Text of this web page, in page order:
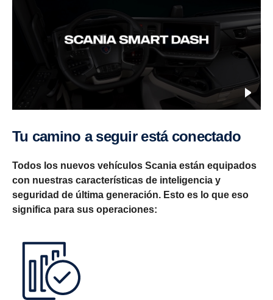
Tu camino a seguir está conectado
Todos los nuevos vehículos Scania están equipados
con nuestras características de inteligencia y
seguridad de última generación. Esto es lo que eso
significa para sus operaciones: